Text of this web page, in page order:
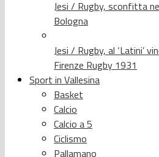
Jesi / Rugby, sconfitta
Bologna
Jesi / Rugby, al ‘Latini’
Firenze Rugby 1931
Sport in Vallesina
Basket
Calcio
Calcio a 5
Ciclismo
Pallamano